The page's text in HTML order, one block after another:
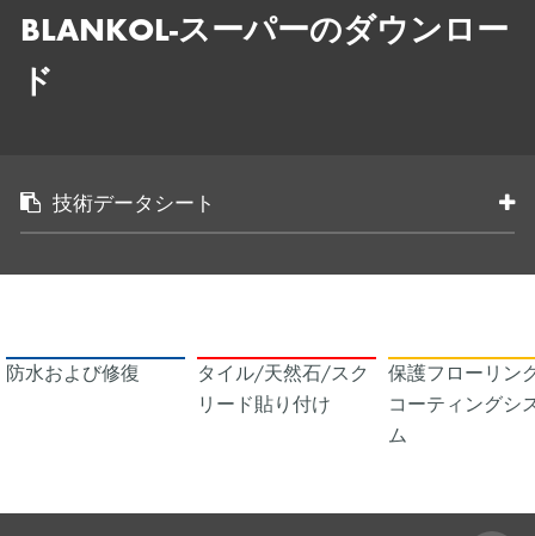
BLANKOL-スーパーのダウンロー
ド
技術データシート
防水および修復
タイル/天然石/スク
リード貼り付け
保護フローリン
コーティングシ
ム